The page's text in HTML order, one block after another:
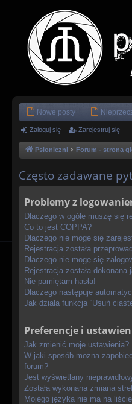
Nowe posty
Zaloguj się Zarejestruj się
Psioniczni Forum - strona
Często zadawane
Problemy z
Dlaczego w ogóle muszę się
Co to jest COPPA?
Dlaczego nie mogę się
Rejestracja została
Dlaczego nie mogę się
Rejestracja została
Nie pamiętam hasła!
Dlaczego następuje
Jak działa funkcja “Usuń
Preferencje i
Jak zmienić moje ustawienia?
W jaki sposób można
forum?
Jest wyświetlany
Została wykonana zmiana
Mojego języka nie ma na